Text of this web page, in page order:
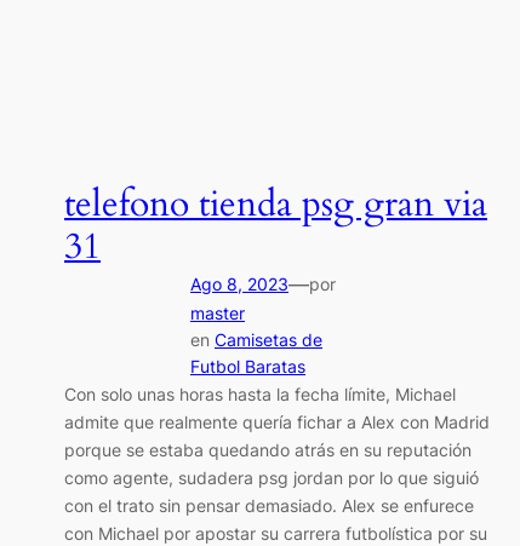
telefono tienda psg gran via
31
Ago 8, 2023—por
master
en Camisetas de
Futbol Baratas
Con solo unas horas hasta la fecha límite, Michael
admite que realmente quería fichar a Alex con Madrid
porque se estaba quedando atrás en su reputación
como agente, sudadera psg jordan por lo que siguió
con el trato sin pensar demasiado. Alex se enfurece
con Michael por apostar su carrera futbolística por su